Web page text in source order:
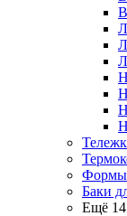
Формы
Баки
Ещё 14